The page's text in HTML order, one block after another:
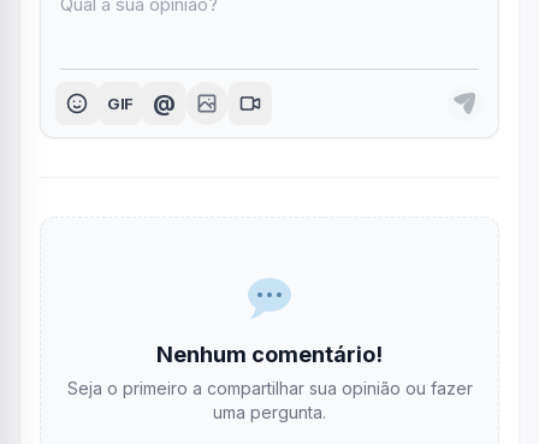
GIF @
Nenhum comentário!
Seja o primeiro a compartilhar sua opinião ou fazer
uma pergunta.